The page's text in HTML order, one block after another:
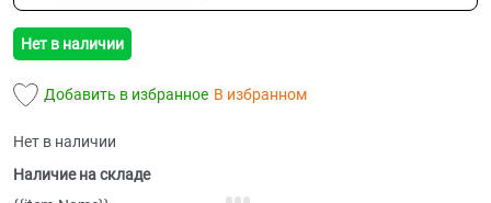
Нет в наличии
Добавить в избранное В избранном
Нет в наличии
Наличие на складе